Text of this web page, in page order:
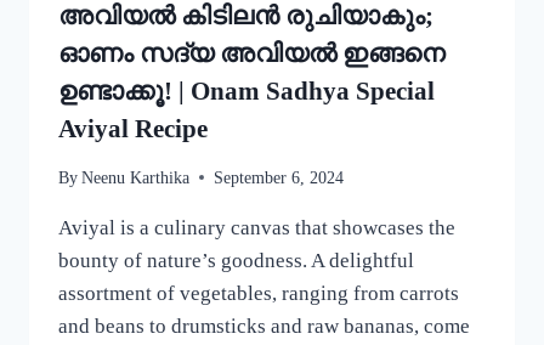
അവിയൽ കിടിലൻ രുചിയാകും;
ഓണം സദ്യ അവിയൽ ഇങ്ങനെ
ഉണ്ടാക്കൂ! | Onam Sadhya Special
Aviyal Recipe
By Neenu Karthika September 6, 2024
Aviyal is a culinary canvas that showcases the
bounty of nature’s goodness. A delightful
assortment of vegetables, ranging from carrots
and beans to drumsticks and raw bananas, come